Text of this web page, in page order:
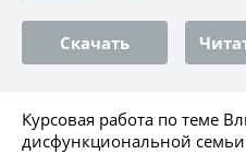
Скачать
Курсовая работа по теме
дисфункциональной